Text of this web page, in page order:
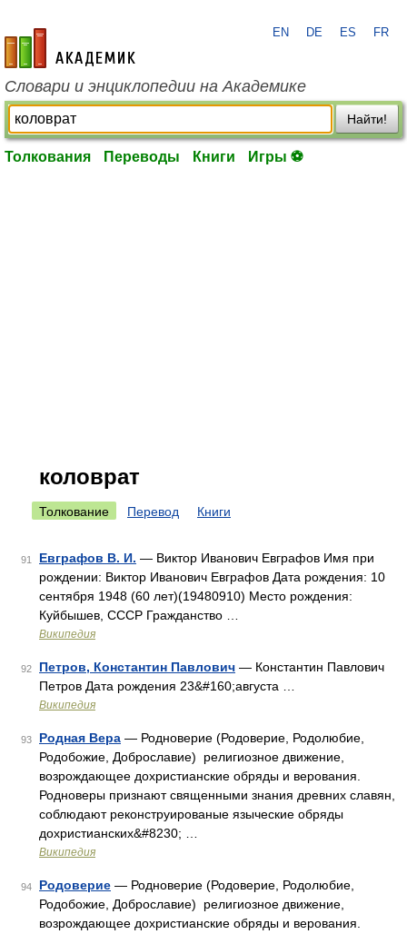
academic.ru
EN DE ES FR
Словари и энциклопедии на Академике
Найти!
Толкования Переводы Книги Игры ⚽
коловрат
Толкование Перевод Книги
91 Евграфов В. И. — Виктор Иванович Евграфов Имя при
рождении: Виктор Иванович Евграфов Дата рождения: 10
сентября 1948 (60 лет)(19480910) Место рождения:
Куйбышев, СССР Гражданство …
Википедия
92 Петров, Константин Павлович — Константин Павлович
Петров Дата рождения 23&#160;августа …
Википедия
93 Родная Вера — Родноверие (Родоверие, Родолюбие,
Родобожие, Доброславие) религиозное движение,
возрождающее дохристианские обряды и верования.
Родноверы признают священными знания древних славян,
соблюдают реконструированые языческие обряды
дохристианских&#8230; …
Википедия
94 Родоверие — Родноверие (Родоверие, Родолюбие,
Родобожие, Доброславие) религиозное движение,
возрождающее дохристианские обряды и верования.